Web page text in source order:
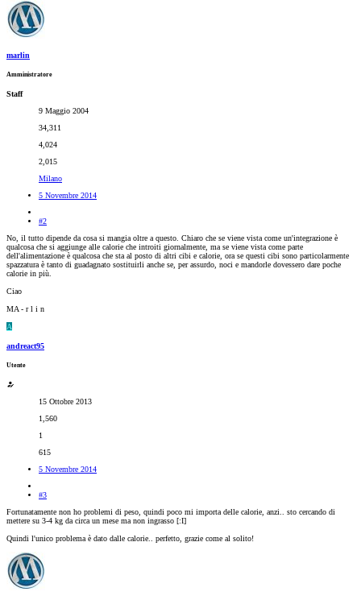
marlin
Amministratore
Staff
9 Maggio 2004
34,311
4,024
2,015
Milano
5 Novembre 2014
#2
No, il tutto dipende da cosa si mangia oltre a questo. Chiaro che se viene vista come un'integrazione è
qualcosa che si aggiunge alle calorie che introiti giornalmente, ma se viene vista come parte
dell'alimentazione è qualcosa che sta al posto di altri cibi e calorie, ora se questi cibi sono particolarmente
spazzatura è tanto di guadagnato sostituirli anche se, per assurdo, noci e mandorle dovessero dare poche
calorie in più.
Ciao
MA - r l i n
A
andreact95
Utente
15 Ottobre 2013
1,560
1
615
5 Novembre 2014
#3
Fortunatamente non ho problemi di peso, quindi poco mi importa delle calorie, anzi.. sto cercando di
mettere su 3-4 kg da circa un mese ma non ingrasso [:I]
Quindi l'unico problema è dato dalle calorie.. perfetto, grazie come al solito!